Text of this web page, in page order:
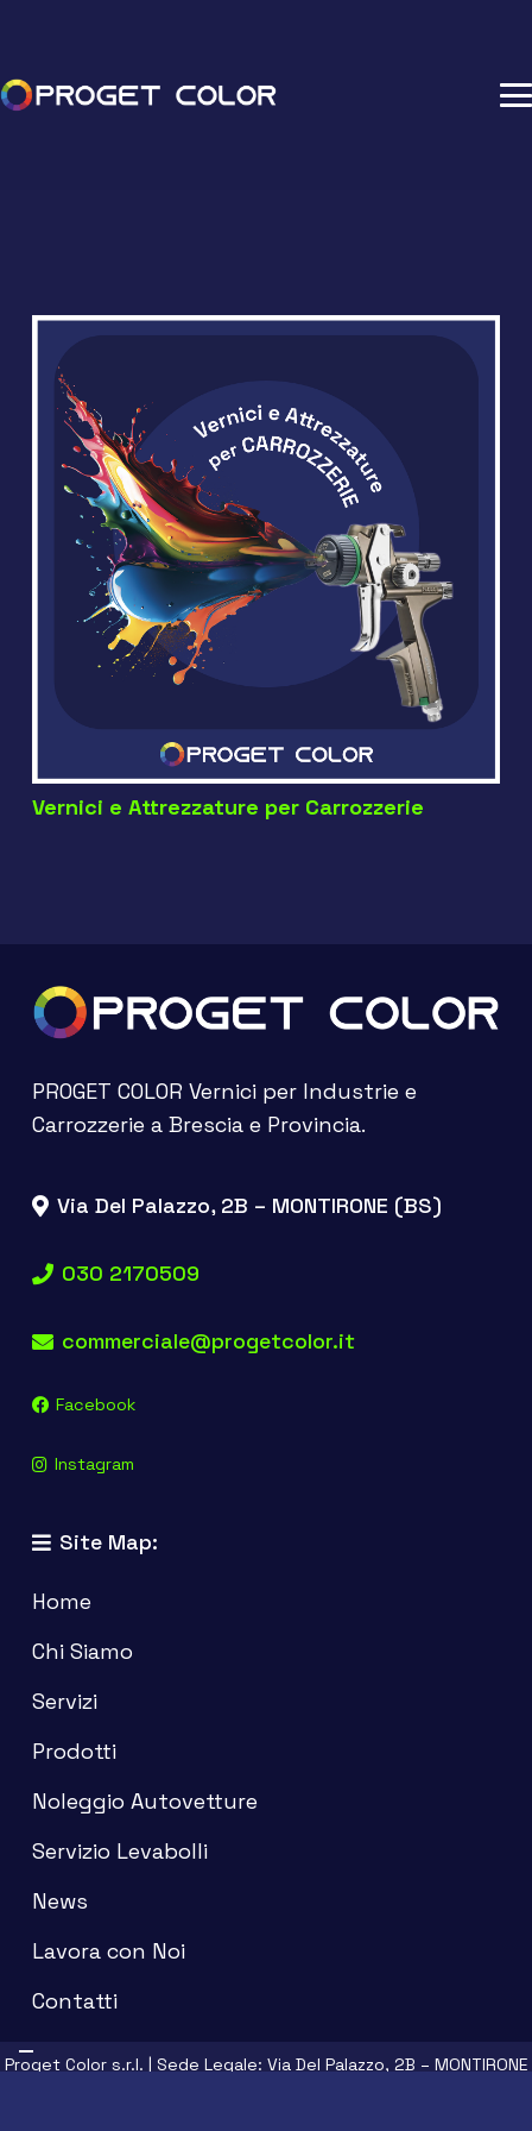
Vernici e Attrezzature per Carrozzerie
PROGET COLOR Vernici per Industrie e
Carrozzerie a Brescia e Provincia.
Via Del Palazzo, 2B – MONTIRONE (BS)
030 2170509
commerciale@progetcolor.it
Facebook
Instagram
Site Map:
Home
Chi Siamo
Servizi
Prodotti
Noleggio Autovetture
Servizio Levabolli
News
Lavora con Noi
Contatti
Proget Color s.r.l. | Sede Legale: Via Del Palazzo, 2B – MONTIRONE